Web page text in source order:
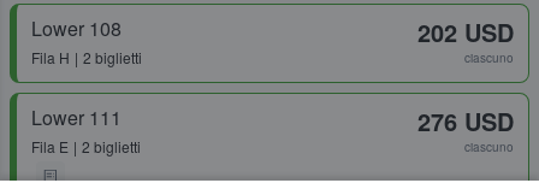
Lower 108
Fila H 2 biglietti
202 USD
ciascuno
Lower 111
Fila E 2 biglietti
276 USD
ciascuno